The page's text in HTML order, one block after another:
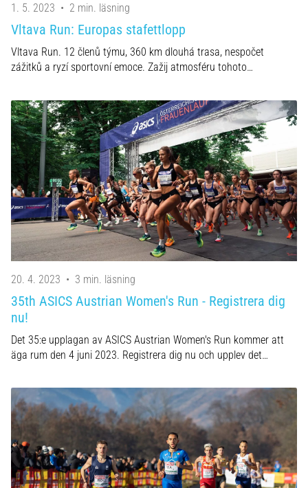
ett
mycket
vanligt
hälsoproblem
som
drabbas
av.
Vad…
Visa
alla
artiklar
1. 5. 2023 • 2 min. läsning
Vltava Run: Europas stafettlopp
Vltava Run. 12 členů týmu, 360 km dlouhá trasa, nespočet
zážitků a ryzí sportovní emoce. Zažij atmosféru tohoto…
20. 4. 2023 • 3 min. läsning
35th ASICS Austrian Women's Run - Registrera dig
nu!
Det 35:e upplagan av ASICS Austrian Women's Run kommer att
äga rum den 4 juni 2023. Registrera dig nu och upplev det…